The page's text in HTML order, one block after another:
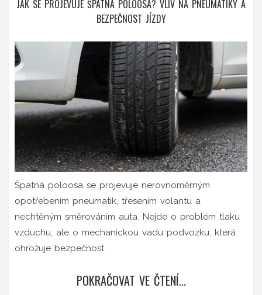
JAK SE PROJEVUJE ŠPATNÁ POLOOSA? VLIV NA PNEUMATIKY A
BEZPEČNOST JÍZDY
Špatná poloosa se projevuje nerovnoměrným
opotřebením pneumatik, třesením volantu a
nechtěným směrováním auta. Nejde o problém tlaku
vzduchu, ale o mechanickou vadu podvozku, která
ohrožuje bezpečnost.
POKRAČOVAT VE ČTENÍ...